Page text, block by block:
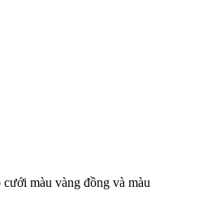
màu vàng đồng và màu